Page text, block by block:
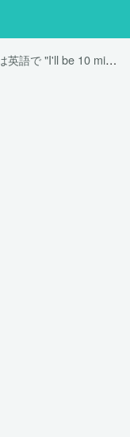
「10分遅刻する。」は英語で "I'll be 10 minutes late."